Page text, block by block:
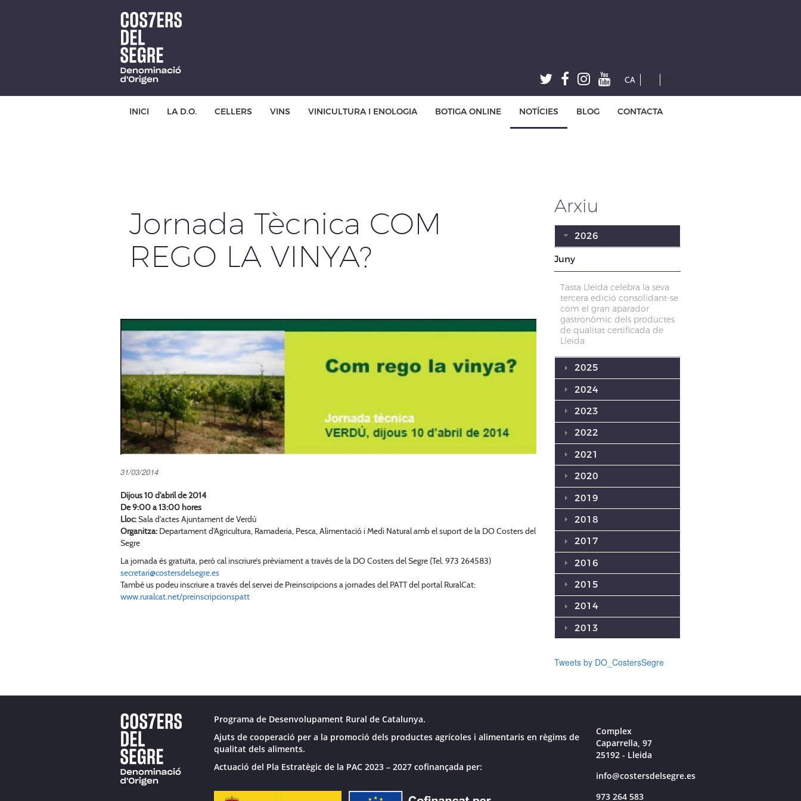
INICI LA D.O. CELLERS VINS VINICULTURA I ENOLOGIA BOTIGA ONLINE NOTÍCIES BLOG CONTACTA
CA
Jornada Tècnica COM
REGO LA VINYA?
31/03/2014
Dijous 10 d'abril de 2014
De 9:00 a 13:00 hores
Lloc:Sala d'actes Ajuntament de Verdú
Organitza: Departament d'Agricultura, Ramaderia, Pesca, Alimentació i Medi Natural amb el suport de la DO Costers del
Segre
La jornada és gratuïta, però cal inscriure’s prèviament a través de la DO Costers del Segre (Tel. 973 264583)
secretari@costersdelsegre.es
També us podeu inscriure a través del servei de Preinscripcions a jornades del PATT del portal RuralCat:
www.ruralcat.net/preinscripcionspatt
Arxiu
2026
Juny
Tasta Lleida celebra la seva
tercera edició consolidant-se
com el gran aparador
gastronòmic dels productes
de qualitat certificada de
Lleida
2025
2024
2023
2022
2021
2020
2019
2018
2017
2016
2015
2014
2013
Tweets by DO_CostersSegre
Programa de Desenvolupament Rural de Catalunya.
Ajuts de cooperació per a la promoció dels productes agrícoles i alimentaris en règims de
qualitat dels aliments.
Actuació del Pla Estratègic de la PAC 2023 – 2027 cofinançada per:
Complex
Caparrella, 97
25192 - Lleida
info@costersdelsegre.es
973 264 583